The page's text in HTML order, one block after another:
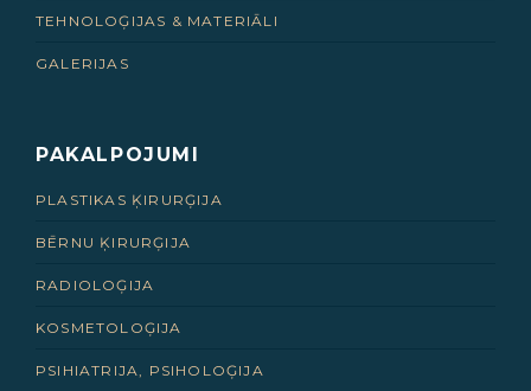
TEHNOLOĢIJAS & MATERIĀLI
GALERIJAS
PAKALPOJUMI
PLASTIKAS ĶIRURĢIJA
BĒRNU ĶIRURĢIJA
RADIOLOĢIJA
KOSMETOLOĢIJA
PSIHIATRIJA, PSIHOLOĢIJA